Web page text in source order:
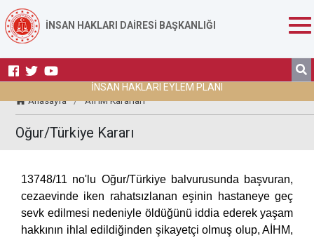
İNSAN HAKLARI DAİRESİ BAŞKANLIĞI
İNSAN HAKLARI EYLEM PLANI
Anasayfa / AİHM Kararları
Oğur/Türkiye Kararı
13748/11 no'lu Oğur/Türkiye balvurusunda başvuran,
cezaevinde iken rahatsızlanan eşinin hastaneye geç
sevk edilmesi nedeniyle öldüğünü iddia ederek yaşam
hakkının ihlal edildiğinden şikayetçi olmuş olup, AİHM,